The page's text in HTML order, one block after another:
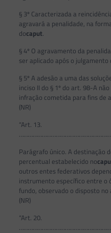
§ 3º Caracterizada a
agravará a penalidade, na
docaput.
§ 4º O agravamento da
ser aplicado após o
§ 5º A adesão a uma das
inciso II do § 1º do art. 98-A
infração cometida para fins de
(NR)
“Art. 13.
Parágrafo único. A destinação
percentual estabelecido no
outros entes federativos
instrumento específico entre o
fundo, observado o disposto no
(NR)
“Art. 20.